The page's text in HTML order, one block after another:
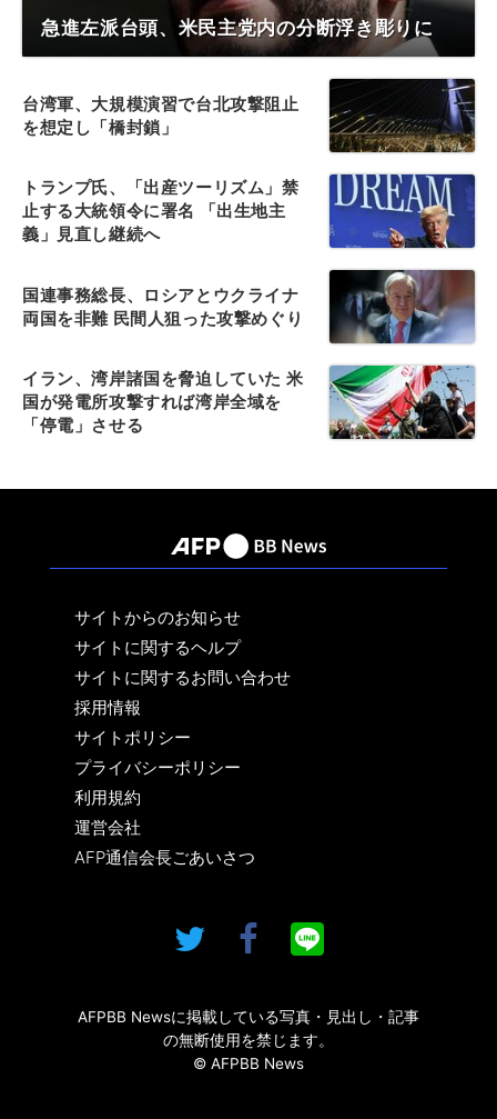
急進左派台頭、米民主党内の分断浮き彫りに
台湾軍、大規模演習で台北攻撃阻止
を想定し「橋封鎖」
トランプ氏、「出産ツーリズム」禁
止する大統領令に署名 「出生地主
義」見直し継続へ
国連事務総長、ロシアとウクライナ
両国を非難 民間人狙った攻撃めぐり
イラン、湾岸諸国を脅迫していた 米
国が発電所攻撃すれば湾岸全域を
「停電」させる
サイトからのお知らせ
サイトに関するヘルプ
サイトに関するお問い合わせ
採用情報
サイトポリシー
プライバシーポリシー
利用規約
運営会社
AFP通信会長ごあいさつ
AFPBB Newsに掲載している写真・見出し・記事
の無断使用を禁じます。
© AFPBB News